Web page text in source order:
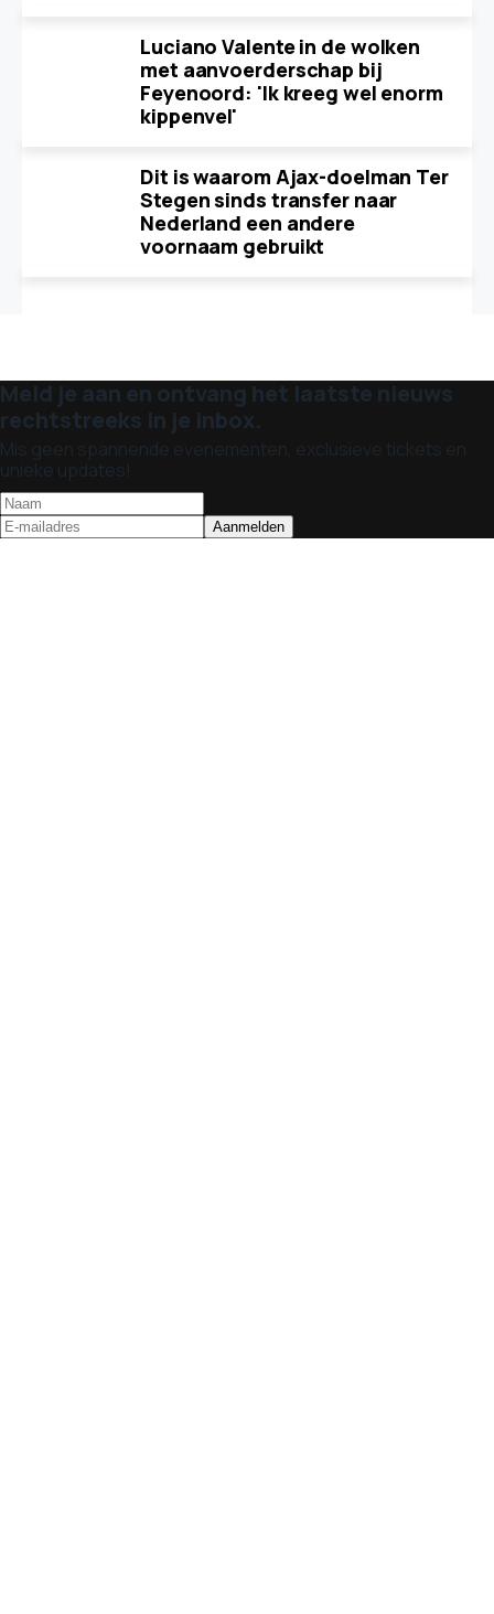
Luciano Valente in de wolken
met aanvoerderschap bij
Feyenoord: 'Ik kreeg wel enorm
kippenvel'
Dit is waarom Ajax-doelman Ter
Stegen sinds transfer naar
Nederland een andere
voornaam gebruikt
Meld je aan en ontvang het laatste nieuws
rechtstreeks in je inbox.
Mis geen spannende evenementen, exclusieve tickets en
unieke updates!